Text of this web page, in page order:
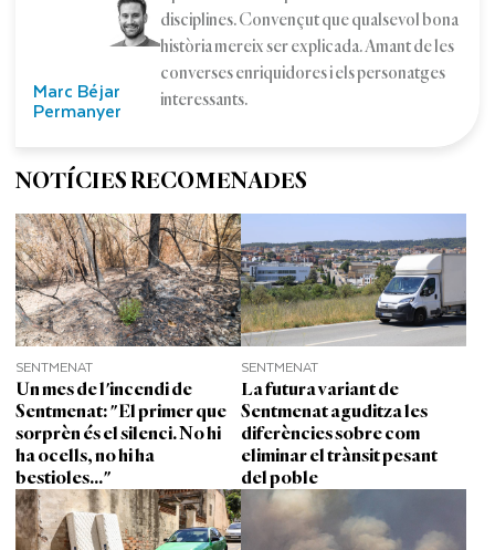
Marc Béjar
Permanyer
disciplines. Convençut que qualsevol bona
història mereix ser explicada. Amant de les
converses enriquidores i els personatges
interessants.
NOTÍCIES RECOMENADES
SENTMENAT
Un mes de l'incendi de
Sentmenat: "El primer que
sorprèn és el silenci. No hi
ha ocells, no hi ha
bestioles..."
SENTMENAT
La futura variant de
Sentmenat aguditza les
diferències sobre com
eliminar el trànsit pesant
del poble